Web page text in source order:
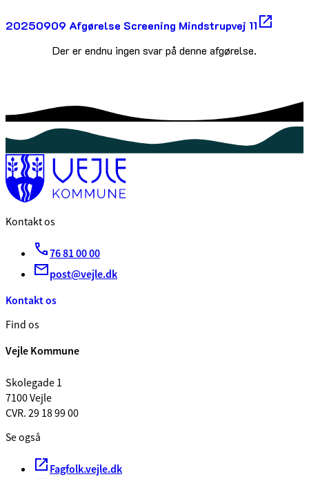
20250909 Afgørelse Screening Mindstrupvej 11
Der er endnu ingen svar på denne afgørelse.
Kontakt os
76 81 00 00
post@vejle.dk
Kontakt os
Find os
Vejle Kommune
Skolegade 1
7100 Vejle
CVR. 29 18 99 00
Se også
Fagfolk.vejle.dk